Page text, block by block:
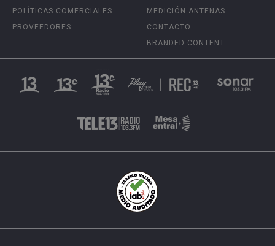
POLÍTICAS COMERCIALES
PROVEEDORES
MEDICIÓN ANTENAS
CONTACTO
BRANDED CONTENT